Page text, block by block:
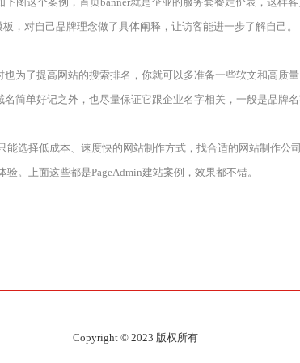
，对自己品牌理念做了具体阐释，让访客能进一步了解自己。
为了提高网站的搜索排名，你就可以多准备一些软文和高质
简单好记之外，也尽量保证它跟企业名字相关，一般是品牌
选择低成本、速度快的网站制作方式，找合适的网站制作
。上面这些都是PageAdmin建站案例，效果都不错。
Copyright © 2023 版权所有